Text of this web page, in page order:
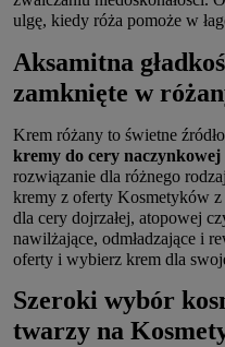
ulgę, kiedy róża pomoże w
Aksamitna
zamknięte w
Krem różany to świetne
kremy do cery naczynkowej
rozwiązanie dla różnego
kremy z oferty Kosmetyków
dla cery dojrzałej, atopowej
nawilżające, odmładzające i
oferty i wybierz krem dla
Szeroki wybór
twarzy na